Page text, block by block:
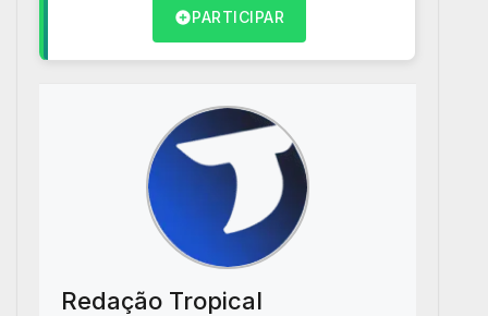
PARTICIPAR
Redação Tropical